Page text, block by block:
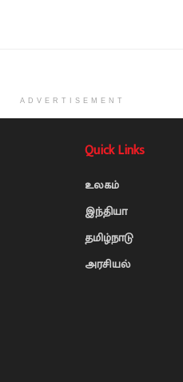
ADVERTISEMENT
Quick Links
உலகம்
இந்தியா
தமிழ்நாடு
அரசியல்